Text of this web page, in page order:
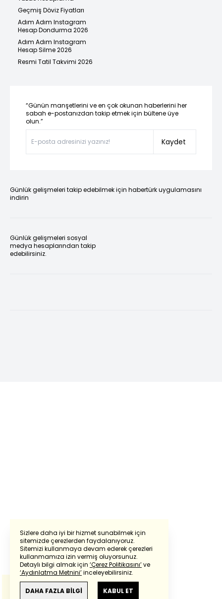
Sizlere daha iyi bir hizmet sunabilmek için
sitemizde çerezlerden faydalanıyoruz.
Sitemizi kullanmaya devam ederek çerezleri
kullanmamıza izin vermiş oluyorsunuz.
Detaylı bilgi almak için ‘Çerez Politikasını’ve
‘Aydınlatma Metnini’inceleyebilirsiniz.
DAHA FAZLA BİLGİ KABUL ET
Geçmiş Döviz Fiyatları
Adım Adım Instagram
Hesap Dondurma 2026
Adım Adım Instagram
Hesap Silme 2026
Resmi Tatil Takvimi 2026
“Günün manşetlerini ve en çok okunan haberlerini her
sabah e-postanızdan takip etmek için bültene üye
olun.”
Kaydet
Günlük gelişmeleri takip edebilmek için habertürk uygulamasını
indirin
Günlük gelişmeleri sosyal
medya hesaplarından takip
edebilirsiniz.
Powered by Translate
Bu çevirideGoogle Transletekullanılmıştır.
Anlam ve çeviri hatalarından
haberturk.com